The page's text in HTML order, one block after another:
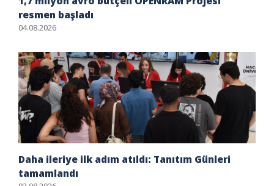
resmen başladı
04.08.2026
Daha ileriye ilk adım atıldı: Tanıtım Günleri
tamamlandı